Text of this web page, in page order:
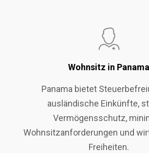
Wohnsitz in Panama
Panama bietet
ausländische Einkünfte,
Vermögensschutz,
Wohnsitzanforderungen und
Freiheiten.